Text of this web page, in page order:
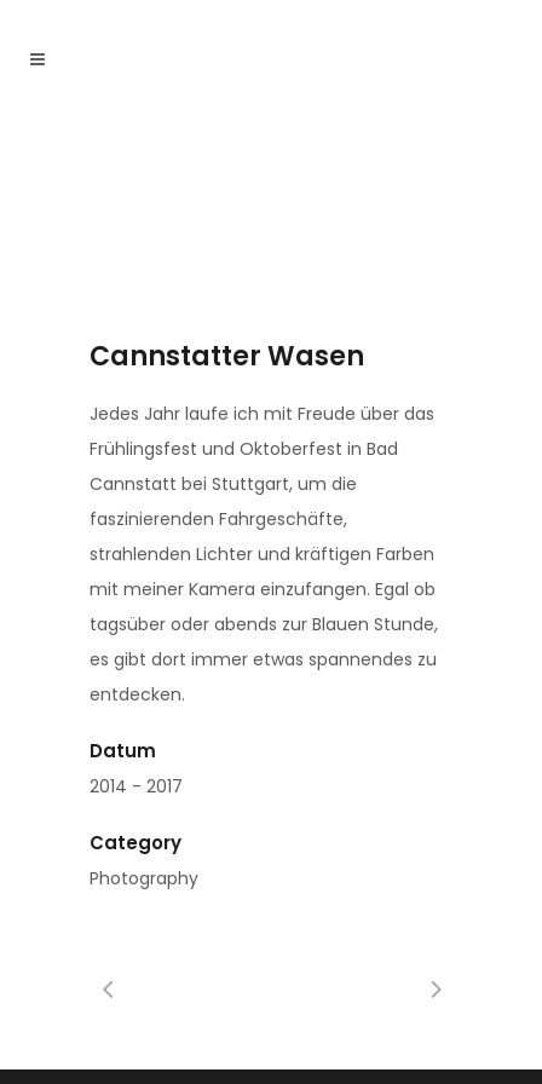
Cannstatter Wasen
Jedes Jahr laufe ich mit Freude über das
Frühlingsfest und Oktoberfest in Bad
Cannstatt bei Stuttgart, um die
faszinierenden Fahrgeschäfte,
strahlenden Lichter und kräftigen Farben
mit meiner Kamera einzufangen. Egal ob
tagsüber oder abends zur Blauen Stunde,
es gibt dort immer etwas spannendes zu
entdecken.
Datum
2014 - 2017
Category
Photography